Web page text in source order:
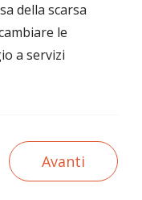
della scarsa
le
a servizi
Avanti